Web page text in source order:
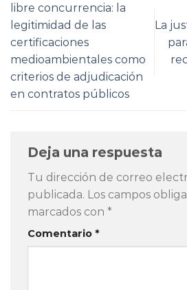
libre concurrencia: la
legitimidad de las
certificaciones
medioambientales como
criterios de adjudicación
en contratos públicos
La
Deja una respuesta
Tu dirección de correo
publicada. Los campos
marcados con *
Comentario *